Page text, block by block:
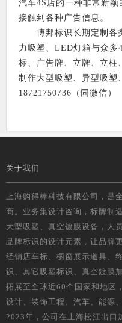
汽车4S店的一种非常新
接触到各种广告信息。
博邦标识长期定制各
力吸塑、LED灯箱与众多
标、广告牌、立牌、立柱
制作大型吸塑、异型吸塑
18721750736（同微信）
关于我们
上海购得棒科技有限公司，是
商。业务集设计咨询，标牌制
大型吸塑、真空镀膜设备，人
品牌标识的设计元素，让品牌
经销店车标、橱窗展示道具、
识、其它吸塑标识、真空鍍膜
拓展至全球近60个国家和地区
设计、装饰工程、汽车、能源
2023年，公司在上海松江出口